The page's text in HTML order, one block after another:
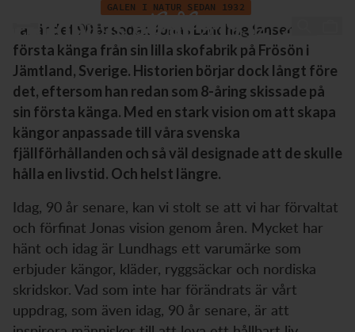
Lundhags 90 år - 1932-2022GALEN I NATUR SEDAN 1932
Lundhags 90 år - 1932-2022
I år är det 90 år sedan Jonas Lundhag lanserade sin
första känga från sin lilla skofabrik på Frösön i
Jämtland, Sverige. Historien börjar dock långt före
det, eftersom han redan som 8-åring skissade på
sin första känga. Med en stark vision om att skapa
kängor anpassade till våra svenska
fjällförhållanden och så väl designade att de skulle
hålla en livstid. Och helst längre.
Idag, 90 år senare, kan vi stolt se att vi har förvaltat
och förfinat Jonas vision genom åren. Mycket har
hänt och idag är Lundhags ett varumärke som
erbjuder kängor, kläder, ryggsäckar och nordiska
skridskor. Vad som inte har förändrats är vårt
uppdrag, som även idag, 90 år senare, är att